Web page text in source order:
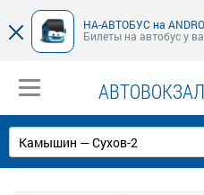
НА-АВТОБУС на
Билеты на автобус у